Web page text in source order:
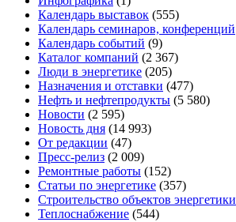
Календарь выставок (555)
Календарь семинаров, конференций
Календарь событий (9)
Каталог компаний (2 367)
Люди в энергетике (205)
Назначения и отставки (477)
Нефть и нефтепродукты (5 580)
Новости (2 595)
Новость дня (14 993)
От редакции (47)
Пресс-релиз (2 009)
Ремонтные работы (152)
Статьи по энергетике (357)
Строительство объектов энергетики
Теплоснабжение (544)